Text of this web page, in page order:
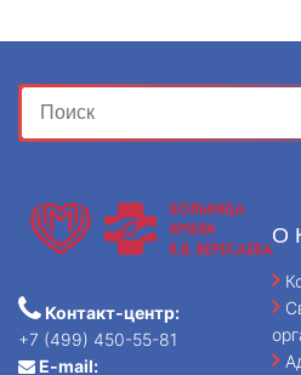
Контакт-центр:
+7 (499) 450-55-81
E-mail:
О